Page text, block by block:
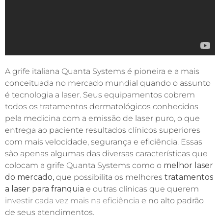
A grife italiana Quanta Systems é pioneira e a mais
conceituada no mercado mundial quando o assunto
é tecnologia a laser. Seus equipamentos cobrem
todos os tratamentos dermatológicos conhecidos
pela medicina com a emissão de laser puro, o que
entrega ao paciente resultados clínicos superiores
com mais velocidade, segurança e eficiência. Essas
são apenas algumas das diversas características que
colocam a grife Quanta Systems como o melhor laser
do mercado, que possibilita os melhores tratamentos
a laser para franquia e outras clínicas que querem
investir cada vez mais na eficiência e no alto padrão
de seus atendimentos.